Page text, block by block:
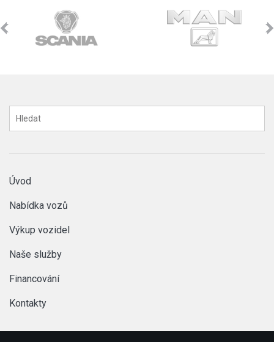
Úvod
Nabídka vozů
Výkup vozidel
Naše služby
Financování
Kontakty